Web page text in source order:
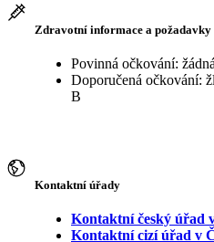
Zdravotní informace a požadavky
Povinná očkování: žádná
Doporučená očkování:
B
Kontaktní úřady
Kontaktní český úřad
Kontaktní cizí úřad v